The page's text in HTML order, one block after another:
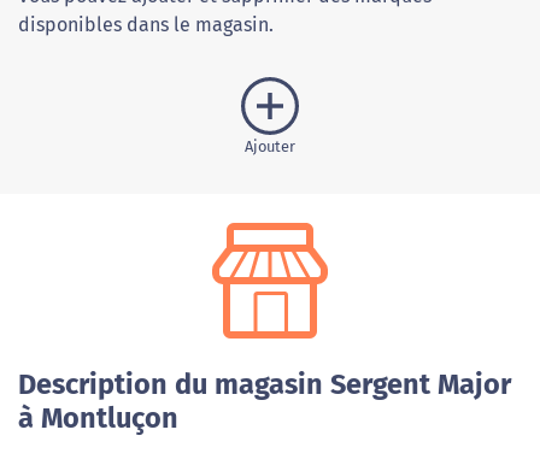
disponibles dans le magasin.
Ajouter
Description du magasin Sergent Major
à Montluçon